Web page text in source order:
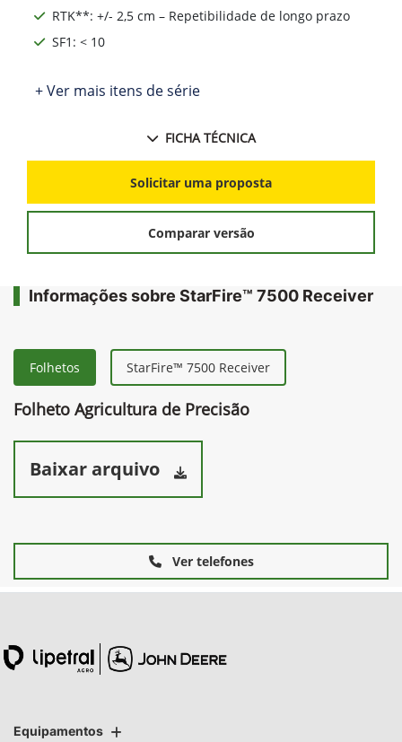
RTK**: +/- 2,5 cm – Repetibilidade de longo prazo
SF1: < 10
+ Ver mais itens de série
FICHA TÉCNICA
Solicitar uma proposta
Comparar versão
Informações sobre StarFire™ 7500 Receiver
Folhetos StarFire™ 7500 Receiver
Folheto Agricultura de Precisão
Baixar arquivo
Ver telefones
Equipamentos